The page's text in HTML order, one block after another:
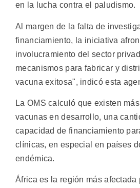
en la lucha contra el paludismo.
Al margen de la falta de
financiamiento, la iniciativa
involucramiento del sector
mecanismos para fabricar y
vacuna exitosa", indicó esta
La OMS calculó que existen
vacunas en desarrollo, una
capacidad de financiamiento
clínicas, en especial en países
endémica.
África es la región más afectada